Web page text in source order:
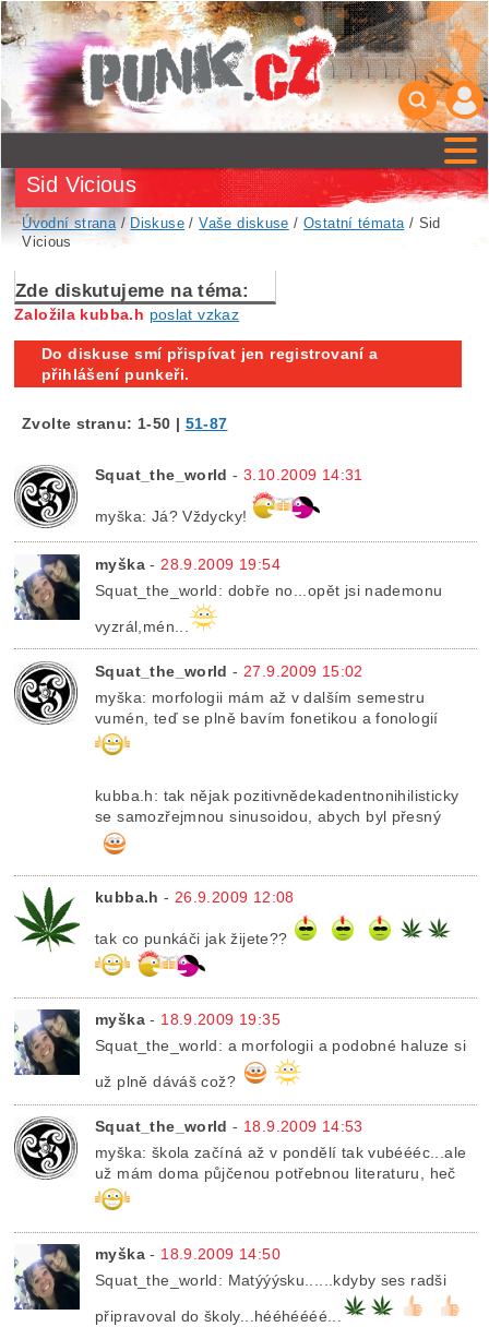
Sid Vicious
Úvodní strana/ Diskuse /Vaše diskuse / Ostatní témata/ Sid
Vicious
Zde diskutujeme na téma:
Založila kubba.h poslat vzkaz
Do diskuse smí přispívat jen registrovaní a
přihlášení punkeři.
Zvolte stranu: 1-50 | 51-87
Squat_the_world - 3.10.2009 14:31
myška: Já? Vždycky!
myška - 28.9.2009 19:54
Squat_the_world: dobře no...opět jsi nademonu
vyzrál,mén...
Squat_the_world - 27.9.2009 15:02
myška: morfologii mám až v dalším semestru
vumén, teď se plně bavím fonetikou a fonologií
kubba.h: tak nějak pozitivnědekadentnonihilisticky
se samozřejmnou sinusoidou, abych byl přesný
kubba.h - 26.9.2009 12:08
tak co punkáči jak žijete??
myška - 18.9.2009 19:35
Squat_the_world: a morfologii a podobné haluze si
už plně dáváš což?
Squat_the_world - 18.9.2009 14:53
myška: škola začíná až v pondělí tak vubéééc...ale
už mám doma půjčenou potřebnou literaturu, heč
myška - 18.9.2009 14:50
Squat_the_world: Matýýýsku......kdyby ses radši
připravoval do školy...hééhéééé...